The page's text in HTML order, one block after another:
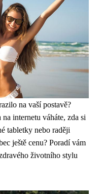
na vaší postavě?
na internetu váháte, zda si
tabletky nebo raději
ještě cenu? Poradí vám
životního stylu